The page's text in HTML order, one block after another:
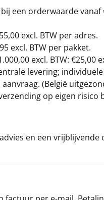
een orderwaarde vanaf
excl. BTW per adres.
excl. BTW per pakket.
excl. BTW: €25,00
levering;
(België
op eigen risico
en een